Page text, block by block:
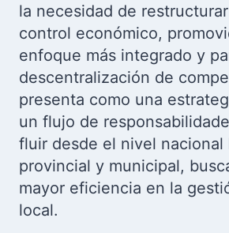
la necesidad de
control económico,
enfoque más integrado y
descentralización de
presenta como una
un flujo de
fluir desde el nivel nacional
provincial y municipal,
mayor eficiencia en la
local.